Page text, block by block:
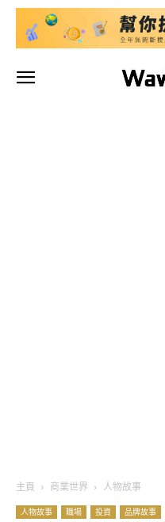
主頁 商業世界 人物故事
人物故事 職場 投資 品牌故事